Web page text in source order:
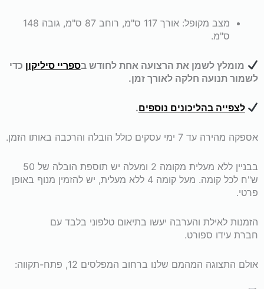
מצב מקופל: אורך 117 ס"מ, רוחב 87 ס"מ, גובה 148
ס"מ.
מומלץ לשמן את הרצועה אחת לחודש בספריי סיליקון כדי
לשמור תנועה חלקה לאורך זמן.
לצפייה בהליכונים נוספים.
אספקה מהירה עד 7 ימי עסקים כולל הובלה והרכבה באותו הזמן.
בבניין ללא מעלית מקומה 2 ומעלה יש תוספת הובלה של 50
ש"ח לכל קומה. מעל קומה 4 ללא מעלית, יש להזמין מנוף באופן
פרטי.
הזמנות לאילת והערבה יעשו בתיאום טלפוני בלבד עם
חברת עידו ספורט.
אולם התצוגה המהמם שלנו ברחוב המפלסים 12, פתח-תקווה: